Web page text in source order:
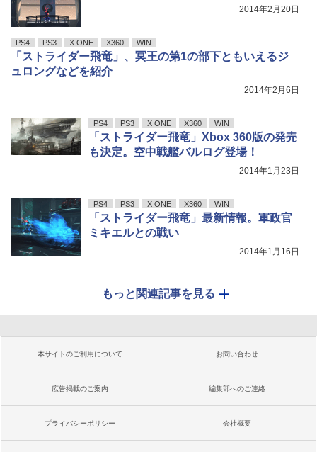
2014年2月20日
PS4 PS3 X ONE X360 WIN
「ストライダー飛竜」、冥王の第1の部下ともいえるジ
ュロングなどを紹介
2014年2月6日
PS4 PS3 X ONE X360 WIN
「ストライダー飛竜」Xbox 360版の発売
も決定。空中戦艦バルログ登場！
2014年1月23日
PS4 PS3 X ONE X360 WIN
「ストライダー飛竜」最新情報。軍政官
ミキエルとの戦い
2014年1月16日
もっと関連記事を見る
本サイトのご利用について お問い合わせ
広告掲載のご案内 編集部へのご連絡
プライバシーポリシー 会社概要